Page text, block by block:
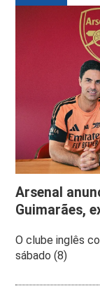
Arsenal
Guimarães,
O clube inglês
sábado (8)